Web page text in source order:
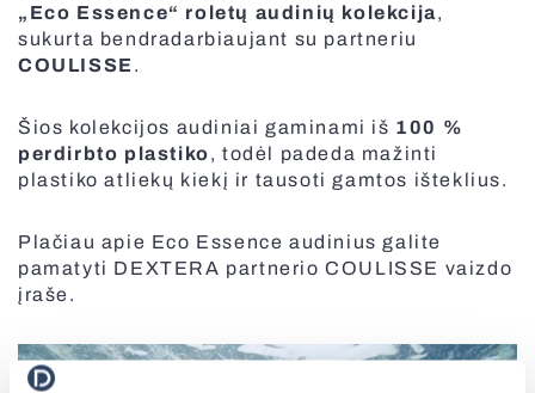
Fasado roletai
Visi roletai
Visi tinkleliai
Greitaeigiai vartai
Visos markizės
„Eco Essence“ roletų audinių kolekcija,
sukurta bendradarbiaujant su partneriu
COULISSE .
Šios kolekcijos audiniai gaminami iš 100 %
perdirbto plastiko, todėl padeda mažinti
plastiko atliekų kiekį ir tausoti gamtos išteklius.
Plačiau apie Eco Essence audinius galite
pamatyti DEXTERA partnerio COULISSE vaizdo
įraše.